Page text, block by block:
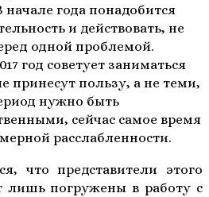
года понадобится
и действовать, не
одной проблемой.
год советует заниматься
принесут пользу, а не теми,
нужно быть
сейчас самое время
расслабленности.
что представители этого
лишь погружены в работу с